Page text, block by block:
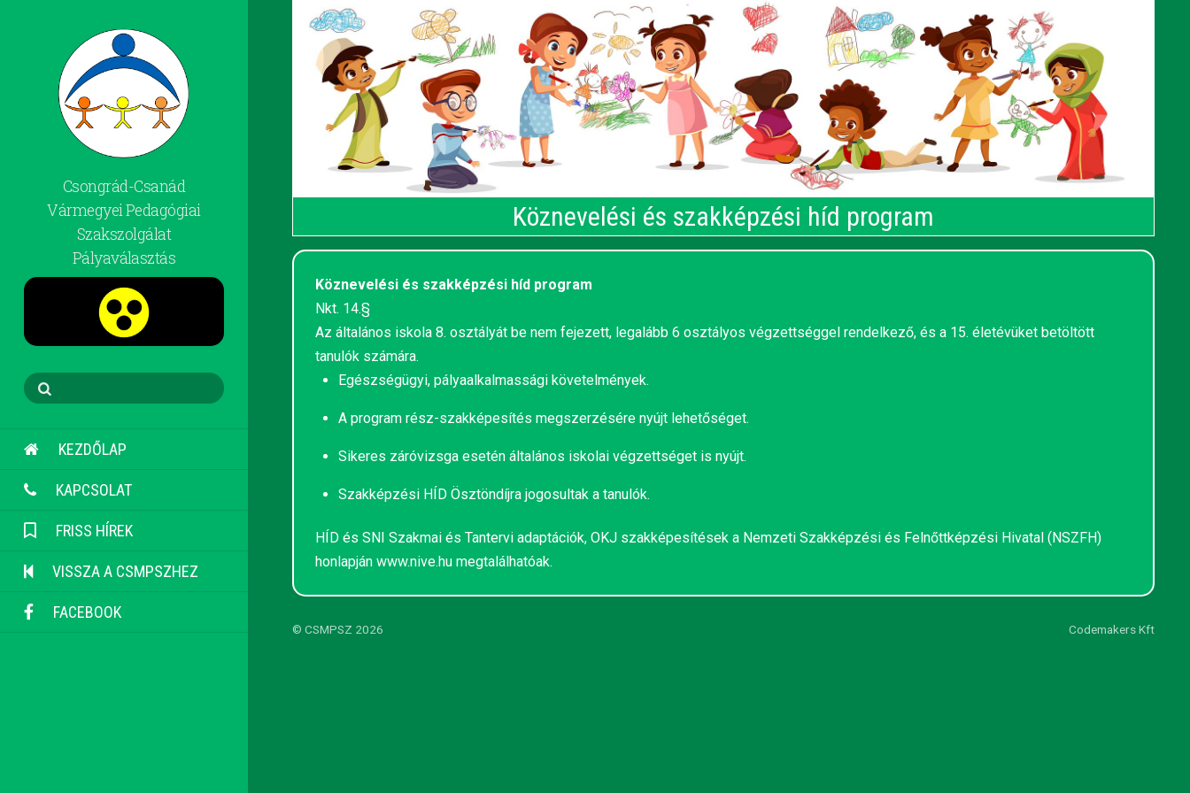
Csongrád-Csanád
Vármegyei Pedagógiai
Szakszolgálat
Pályaválasztás
KEZDŐLAP
KAPCSOLAT
FRISS HÍREK
VISSZA A CSMPSZHEZ
FACEBOOK
Köznevelési és szakképzési híd program
Köznevelési és szakképzési híd program
Nkt. 14.§
Az általános iskola 8. osztályát be nem fejezett, legalább 6 osztályos végzettséggel rendelkező, és a 15. életévüket betöltött
tanulók számára.
Egészségügyi, pályaalkalmassági követelmények.
A program rész-szakképesítés megszerzésére nyújt lehetőséget.
Sikeres záróvizsga esetén általános iskolai végzettséget is nyújt.
Szakképzési HÍD Ösztöndíjra jogosultak a tanulók.
HÍD és SNI Szakmai és Tantervi adaptációk, OKJ szakképesítések a Nemzeti Szakképzési és Felnőttképzési Hivatal (NSZFH)
honlapján www.nive.hu megtalálhatóak.
© CSMPSZ 2026 Codemakers Kft